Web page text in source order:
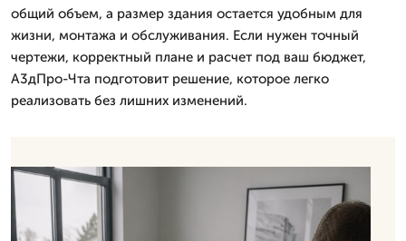
общий объем, а размер здания остается удобным для
жизни, монтажа и обслуживания. Если нужен точный
чертежи, корректный плане и расчет под ваш бюджет,
А3дПро-Чта подготовит решение, которое легко
реализовать без лишних изменений.